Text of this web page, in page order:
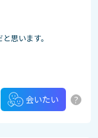
思います。
会いたい ?